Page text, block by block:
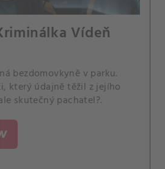
Vídeň
bezdomovkyně v parku.
který údajně těžil z jejího
skutečný pachatel?.